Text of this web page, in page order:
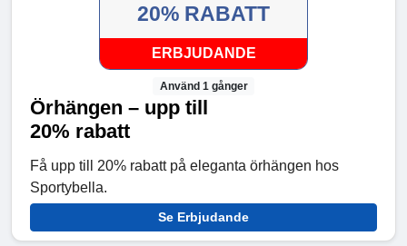
20% RABATT
ERBJUDANDE
Använd 1 gånger
Örhängen – upp till
20% rabatt
Få upp till 20% rabatt på eleganta örhängen hos
Sportybella.
Se Erbjudande